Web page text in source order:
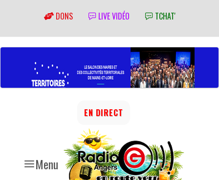
DONS LIVE VIDÉO TCHAT'
Menu
EN DIRECT